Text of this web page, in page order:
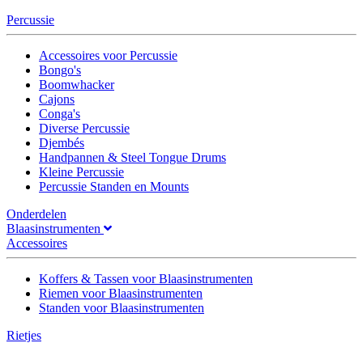
Percussie
Accessoires voor Percussie
Bongo's
Boomwhacker
Cajons
Conga's
Diverse Percussie
Djembés
Handpannen & Steel Tongue Drums
Kleine Percussie
Percussie Standen en Mounts
Onderdelen
Blaasinstrumenten
Accessoires
Koffers & Tassen voor Blaasinstrumenten
Riemen voor Blaasinstrumenten
Standen voor Blaasinstrumenten
Rietjes